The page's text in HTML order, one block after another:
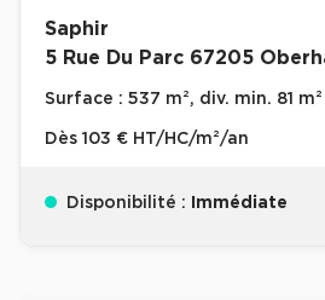
Saphir
5 Rue Du Parc 67205
Surface : 537 m², div. min. 81 m²
Dès 103 € HT/HC/m²/an
Disponibilité : Immédiate